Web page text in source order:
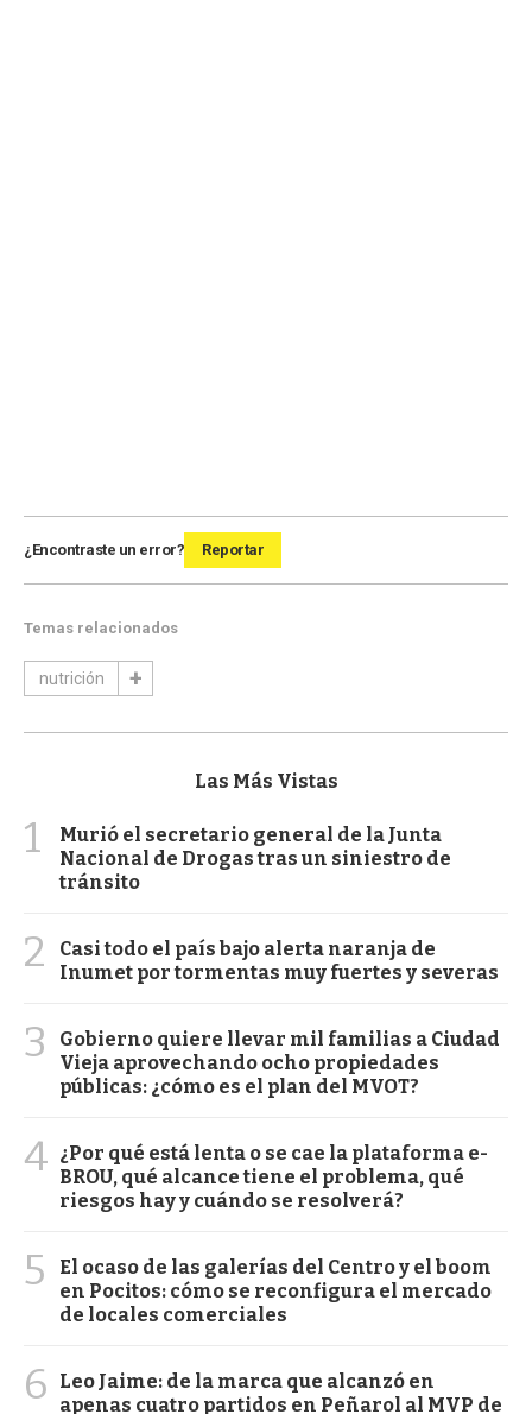
¿Encontraste un error? Reportar
Temas relacionados
nutrición
Las Más Vistas
1
Murió el secretario general de la Junta
Nacional de Drogas tras un siniestro de
tránsito
2
Casi todo el país bajo alerta naranja de
Inumet por tormentas muy fuertes y severas
3
Gobierno quiere llevar mil familias a Ciudad
Vieja aprovechando ocho propiedades
públicas: ¿cómo es el plan del MVOT?
4 ¿Por qué está lenta o se cae la plataforma e-
BROU, qué alcance tiene el problema, qué
riesgos hay y cuándo se resolverá?
5
El ocaso de las galerías del Centro y el boom
en Pocitos: cómo se reconfigura el mercado
de locales comerciales
6
Leo Jaime: de la marca que alcanzó en
apenas cuatro partidos en Peñarol al MVP de